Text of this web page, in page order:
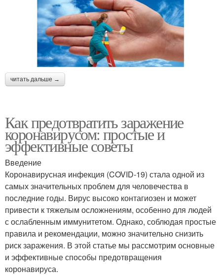
читать дальше →
Как предотвратить заражение
коронавирусом: простые и
эффективные советы
Введение
Коронавирусная инфекция (COVID-19) стала одной из
самых значительных проблем для человечества в
последние годы. Вирус высоко контагиозен и может
привести к тяжелым осложнениям, особенно для людей
с ослабленным иммунитетом. Однако, соблюдая простые
правила и рекомендации, можно значительно снизить
риск заражения. В этой статье мы рассмотрим основные
и эффективные способы предотвращения
коронавируса.